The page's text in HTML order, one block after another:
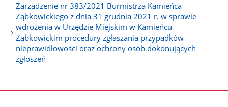
Zarządzenie nr 383/2021 Burmistrza Kamieńca
Ząbkowickiego z dnia 31 grudnia 2021 r. w sprawie
wdrożenia w Urzędzie Miejskim w Kamieńcu
Ząbkowickim procedury zgłaszania przypadków
nieprawidłowości oraz ochrony osób dokonujących
zgłoszeń